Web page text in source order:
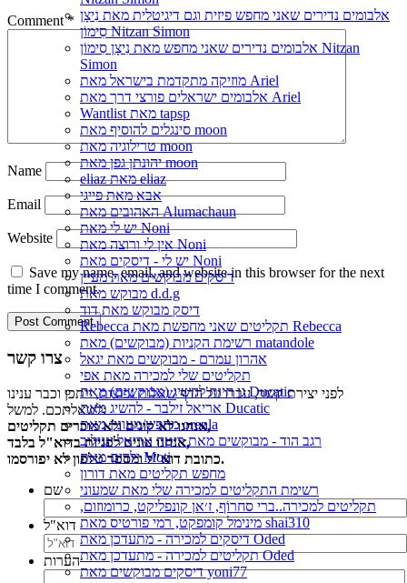
אלבומים נדירים שאני מחפש פיזית וגם דיגיטלית מאת נִיצָן
סִימוֹן Nitzan Simon
אלבומים נדירים שאני מחפש מאת נִיצָן סִימוֹן Nitzan
Simon
מוזיקה מתקדמת בישראל מאת Ariel
אלבומים ישראלים פורצי דרך מאת Ariel
Wantlist מאת tapsp
סינגלים להוסיף מאת moon
טרילוגיה מאת moon
יהונתן גפן מאת moon
eliaz מאת eliaz
אבא מאת פייגי
האהובים מאת Alumachaun
יש לי מאת Noni
אין לי ורוצה מאת Noni
יש לי - דיסקים מאת Noni
דיסקים מבוקשים מאת מעיין
מבוקש מאת d.d.g
דיסק מבוקש מאת דוד
Rebecca תקליטים שאני מחפשת מאת Rebecca
רשימת הקניות (מבוקשים) מאת matandole
אהרון עמרם - מבוקשים מאת יגאל
תקליטים שלי למכירה מאת אפי
גן חיות להשיג (מבוקשים) מאת Ducatic
אריאל זילבר - להשיג מאת Ducatic
מחפש/מעונין מאת orenla
רגב הוד - מבוקשים מאת ריטה אריאל ינגילוב
ילדים מאת Moti
מחפש תקליטים מאת דורון
רשימת התקליטים למכירה שלי מאת שמעוני
תקליטים למכירה..ברי סחרוֹף, ז׳אן קונפליקט, כרומוזום,
מינימל קומפקט, רמי פורטיס מאת shai310
דיסקים למכירה - מתעדכן מאת Oded
תקליטים למכירה - מתעדכן מאת Oded
דיסקים מבוקשים מאת yoni77
Comment*
Name
Email
Website
Save my name, email, and website in this browser for the next
time I comment.
צרו קשר
לפני יצירת קשר, עברו על הדףשאלות נפוצות, ייתכן וכבר ענינו
לשאלתכם. למשל:
אנחנו לא קונים ולא מוכרים תקליטים,
אנחנו עונים לפניות בדוא"ל בלבד,
כתובת דוא"ל ומספר טלפון לא יפורסמו.
שם
דוא"ל
הערות